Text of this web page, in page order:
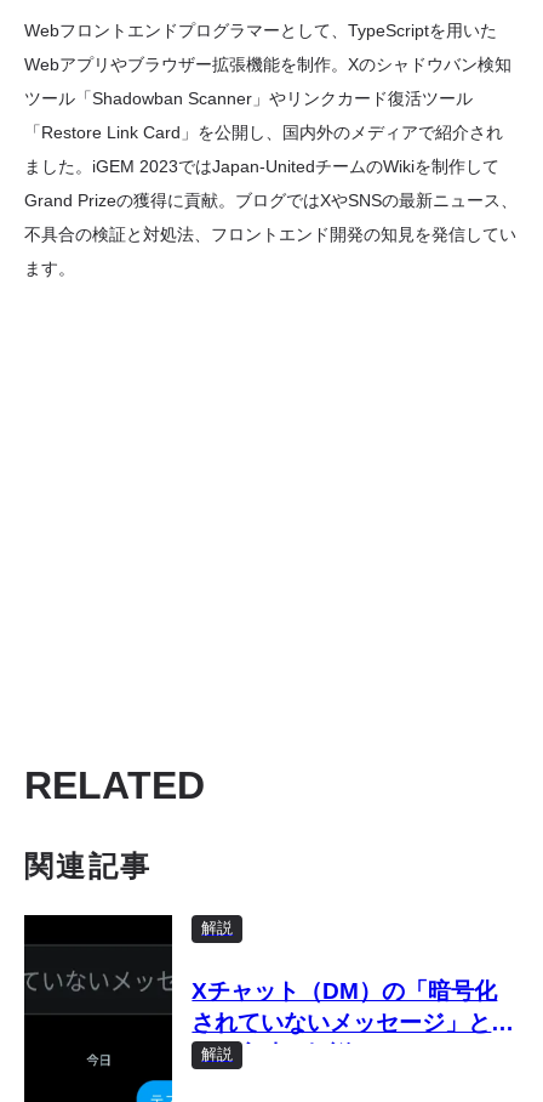
Webフロントエンドプログラマーとして、TypeScriptを用いた
Webアプリやブラウザー拡張機能を制作。Xのシャドウバン検知
ツール「Shadowban Scanner」やリンクカード復活ツール
「Restore Link Card」を公開し、国内外のメディアで紹介され
ました。iGEM 2023ではJapan-UnitedチームのWikiを制作して
Grand Prizeの獲得に貢献。ブログではXやSNSの最新ニュース、
不具合の検証と対処法、フロントエンド開発の知見を発信してい
ます。
RELATED
関連記事
解説
Xチャット（DM）の「暗号化
されていないメッセージ」と
は？意味を解説
解説